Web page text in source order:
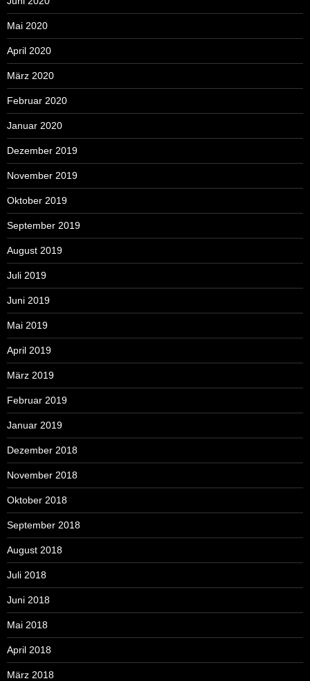
Mai 2020
April 2020
März 2020
Februar 2020
Januar 2020
Dezember 2019
November 2019
Oktober 2019
September 2019
August 2019
Juli 2019
Juni 2019
Mai 2019
April 2019
März 2019
Februar 2019
Januar 2019
Dezember 2018
November 2018
Oktober 2018
September 2018
August 2018
Juli 2018
Juni 2018
Mai 2018
April 2018
März 2018